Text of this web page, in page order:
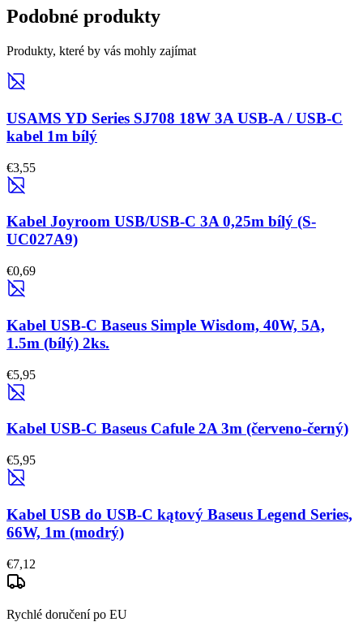
Podobné produkty
Produkty, které by vás mohly zajímat
USAMS YD Series SJ708 18W 3A USB-A / USB-C
kabel 1m bílý
€3,55
Kabel Joyroom USB/USB-C 3A 0,25m bílý (S-
UC027A9)
€0,69
Kabel USB-C Baseus Simple Wisdom, 40W, 5A,
1.5m (bílý) 2ks.
€5,95
Kabel USB-C Baseus Cafule 2A 3m (červeno-černý)
€5,95
Kabel USB do USB-C kątový Baseus Legend Series,
66W, 1m (modrý)
€7,12
Rychlé doručení po EU